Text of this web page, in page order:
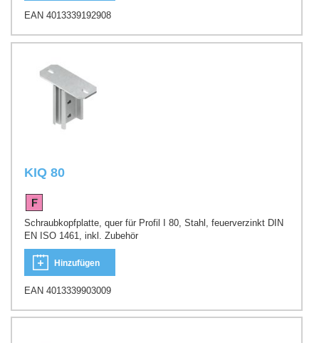
EAN 4013339192908
KIQ 80
Schraubkopfplatte, quer für Profil I 80, Stahl, feuerverzinkt DIN
EN ISO 1461, inkl. Zubehör
Hinzufügen
EAN 4013339903009